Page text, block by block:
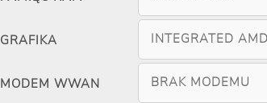
GRAFIKA INTEGRATED
MODEM WWAN BRAK MODEMU